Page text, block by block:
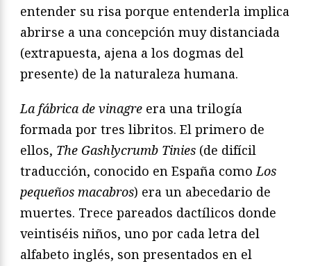
entender su risa porque entenderla implica
abrirse a una concepción muy distanciada
(extrapuesta, ajena a los dogmas del
presente) de la naturaleza humana.
La fábrica de vinagre era una trilogía
formada por tres libritos. El primero de
ellos, The Gashlycrumb Tinies (de difícil
traducción, conocido en España comoLos
pequeños macabros) era un abecedario de
muertes. Trece pareados dactílicos donde
veintiséis niños, uno por cada letra del
alfabeto inglés, son presentados en el